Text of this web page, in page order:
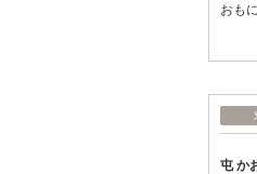
おも
屯 か